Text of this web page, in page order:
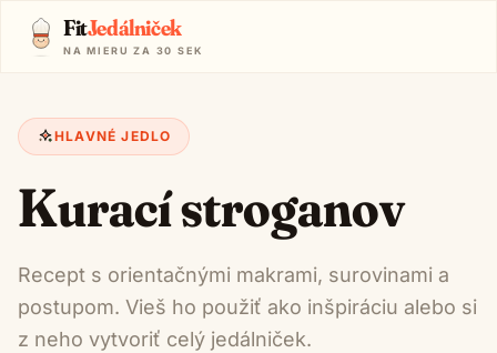
FitJedálniček
NA MIERU ZA 30 SEK
HLAVNÉ JEDLO
Kurací stroganov
Recept s orientačnými makrami, surovinami a
postupom. Vieš ho použiť ako inšpiráciu alebo si
z neho vytvoriť celý jedálniček.